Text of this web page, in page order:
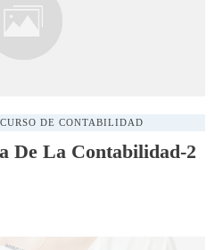
CURSO DE CONTABILIDAD
De La Contabilidad-2